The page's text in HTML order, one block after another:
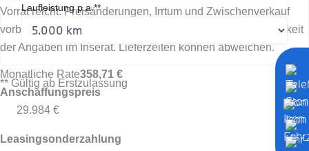
Vorrat reicht. Preisänderungen, Irrtum und Zwischenverkauf
vorbehalten. Wir übernehmen keine Gewähr für die Richtigkeit
der Angaben im Inserat. Lieferzeiten können abweichen.
** Gültig ab Erstzulassung
Laufleistung p.a.**
Monatliche Rate358,71 €
Anschaffungspreis
29.984 €
Leasingsonderzahlung